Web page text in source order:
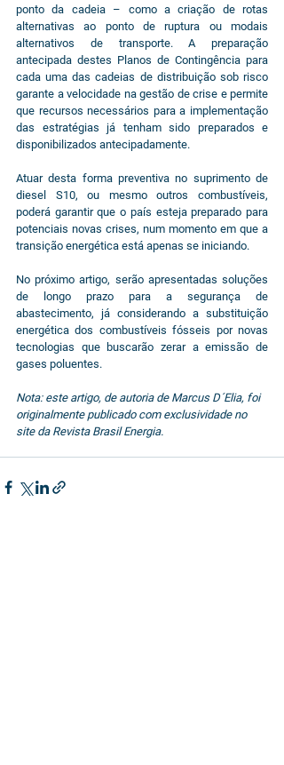
ponto da cadeia – como a criação de rotas
alternativas ao ponto de ruptura ou modais
alternativos de transporte. A preparação
antecipada destes Planos de Contingência para
cada uma das cadeias de distribuição sob risco
garante a velocidade na gestão de crise e permite
que recursos necessários para a implementação
das estratégias já tenham sido preparados e
disponibilizados antecipadamente.
Atuar desta forma preventiva no suprimento de
diesel S10, ou mesmo outros combustíveis,
poderá garantir que o país esteja preparado para
potenciais novas crises, num momento em que a
transição energética está apenas se iniciando.
No próximo artigo, serão apresentadas soluções
de longo prazo para a segurança de
abastecimento, já considerando a substituição
energética dos combustíveis fósseis por novas
tecnologias que buscarão zerar a emissão de
gases poluentes.
Nota: este artigo, de autoria de Marcus D´Elia, foi
originalmente publicado com exclusividade no
site da Revista Brasil Energia.